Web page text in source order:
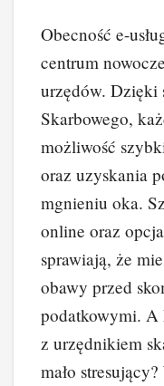
Obecność e-
centrum
urzędów. Dzięki
Skarbowego,
możliwość
oraz uzyskania
mgnieniu oka.
online oraz
sprawiają, że
obawy przed
podatkowymi. A
z urzędnikiem
mało